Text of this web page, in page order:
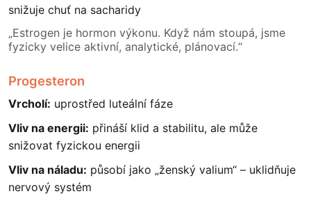
snižuje chuť na sacharidy
„Estrogen je hormon výkonu. Když nám stoupá, jsme
fyzicky velice aktivní, analytické, plánovací.“
Progesteron
Vrcholí: uprostřed luteální fáze
Vliv na energii: přináší klid a stabilitu, ale může
snižovat fyzickou energii
Vliv na náladu: působí jako „ženský valium“ – uklidňuje
nervový systém